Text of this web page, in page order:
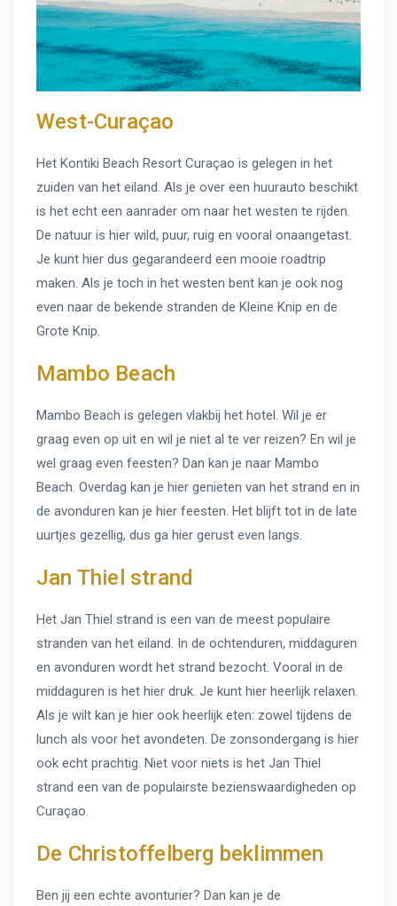
West-Curaçao
Het Kontiki Beach Resort Curaçao is gelegen in het
zuiden van het eiland. Als je over een huurauto beschikt
is het echt een aanrader om naar het westen te rijden.
De natuur is hier wild, puur, ruig en vooral onaangetast.
Je kunt hier dus gegarandeerd een mooie roadtrip
maken. Als je toch in het westen bent kan je ook nog
even naar de bekende stranden de Kleine Knip en de
Grote Knip.
Mambo Beach
Mambo Beach is gelegen vlakbij het hotel. Wil je er
graag even op uit en wil je niet al te ver reizen? En wil je
wel graag even feesten? Dan kan je naar Mambo
Beach. Overdag kan je hier genieten van het strand en in
de avonduren kan je hier feesten. Het blijft tot in de late
uurtjes gezellig, dus ga hier gerust even langs.
Jan Thiel strand
Het Jan Thiel strand is een van de meest populaire
stranden van het eiland. In de ochtenduren, middaguren
en avonduren wordt het strand bezocht. Vooral in de
middaguren is het hier druk. Je kunt hier heerlijk relaxen.
Als je wilt kan je hier ook heerlijk eten: zowel tijdens de
lunch als voor het avondeten. De zonsondergang is hier
ook echt prachtig. Niet voor niets is het Jan Thiel
strand een van de populairste bezienswaardigheden op
Curaçao.
De Christoffelberg beklimmen
Ben jij een echte avonturier? Dan kan je de